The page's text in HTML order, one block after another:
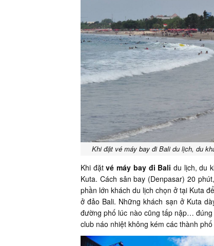
Khi đặt vé máy bay đi Bali du lịch, du
Khi đặtvé máy bay đi Balidu lịch, du
Kuta. Cách sân bay (Denpasar) 20
phần lớn khách du lịch chọn ở tại Kuta
ở đảo Bali. Những khách sạn ở Kuta
đường phố lúc nào cũng tấp nập…
club náo nhiệt không kém các thành phố